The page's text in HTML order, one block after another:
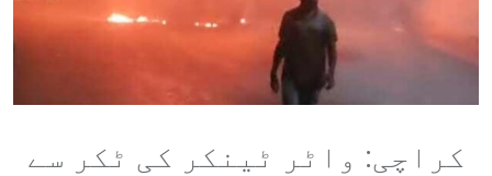
کراچی: واٹر ٹینکر کی ٹکر سے